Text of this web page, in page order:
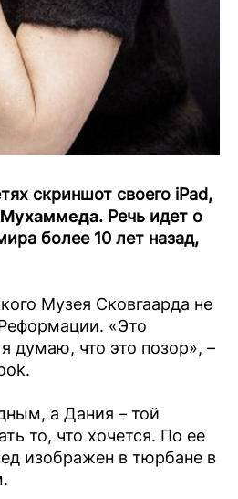
скриншот своего iPad,
Мухаммеда. Речь идет о
более 10 лет назад,
Музея Сковгаарда не
«Это
думаю, что это позор», –
а Дания – той
то, что хочется. По ее
изображен в тюрбане в